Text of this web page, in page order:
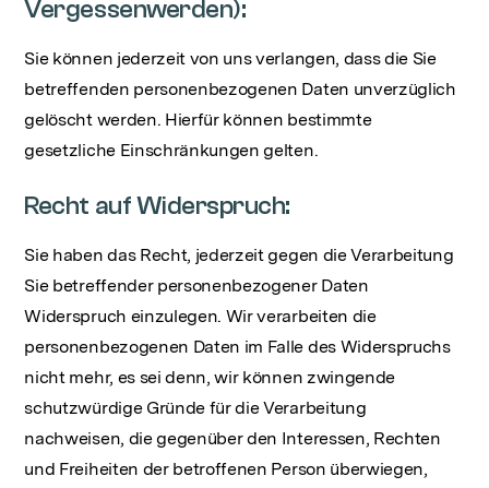
Vergessenwerden):
Sie können jederzeit von uns verlangen, dass die Sie
betreffenden personenbezogenen Daten unverzüglich
gelöscht werden. Hierfür können bestimmte
gesetzliche Einschränkungen gelten.
Recht auf Widerspruch:
Sie haben das Recht, jederzeit gegen die Verarbeitung
Sie betreffender personenbezogener Daten
Widerspruch einzulegen. Wir verarbeiten die
personenbezogenen Daten im Falle des Widerspruchs
nicht mehr, es sei denn, wir können zwingende
schutzwürdige Gründe für die Verarbeitung
nachweisen, die gegenüber den Interessen, Rechten
und Freiheiten der betroffenen Person überwiegen,